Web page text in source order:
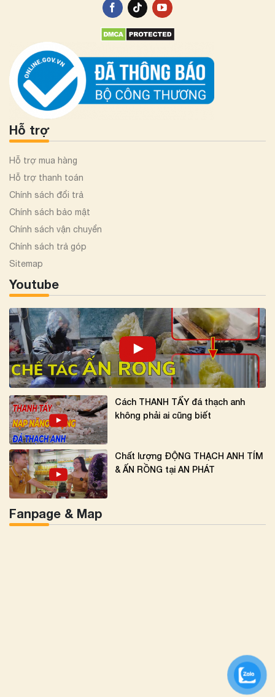
Hỗ trợ
Hỗ trợ mua hàng
Hỗ trợ thanh toán
Chính sách đổi trả
Chính sách bảo mật
Chính sách vận chuyển
Chính sách trả góp
Sitemap
Youtube
Cách THANH TẨY đá thạch anh
không phải ai cũng biết
Chất lượng ĐỘNG THẠCH ANH TÍM
& ẤN RỒNG tại AN PHÁT
Fanpage & Map